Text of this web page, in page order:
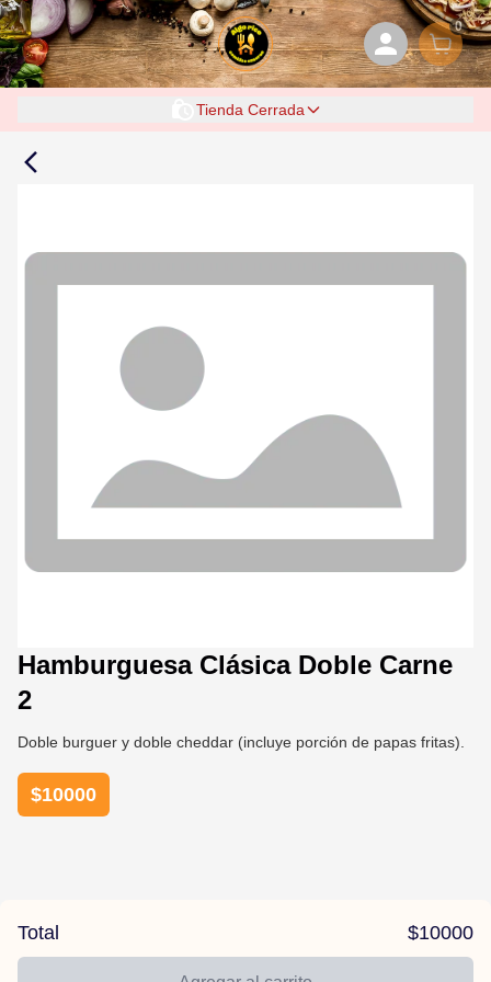
0
Tienda Cerrada
Hamburguesa Clásica Doble Carne
2
Doble burguer y doble cheddar (incluye porción de papas fritas).
$10000
Total $10000